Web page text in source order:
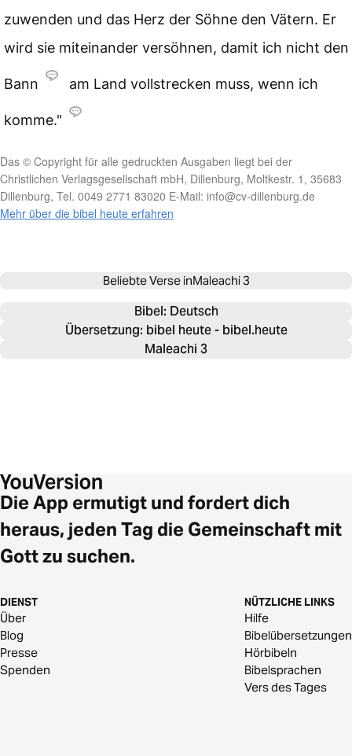
zuwenden und das Herz der Söhne den Vätern. Er
wird sie miteinander versöhnen, damit ich nicht den
Bann am Land vollstrecken muss, wenn ich
komme."
Das © Copyright für alle gedruckten Ausgaben liegt bei der
Christlichen Verlagsgesellschaft mbH, Dillenburg, Moltkestr. 1, 35683
Dillenburg, Tel. 0049 2771 83020 E-Mail: info@cv-dillenburg.de
Mehr über die bibel heute erfahren
Beliebte Verse inMaleachi 3
Bibel: Deutsch
Übersetzung: bibel heute - bibel.heute
Maleachi 3
Die App ermutigt und fordert dich
heraus, jeden Tag die Gemeinschaft mit
Gott zu suchen.
DIENST
Über
Blog
Presse
Spenden
NÜTZLICHE LINKS
Hilfe
Bibelübersetzungen
Hörbibeln
Bibelsprachen
Vers des Tages